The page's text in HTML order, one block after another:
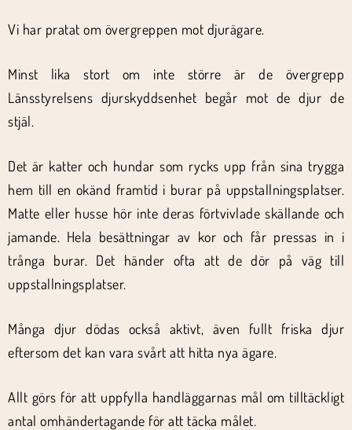
Vi har pratat om övergreppen mot djurägare.
Minst lika stort om inte större är de övergrepp
Länsstyrelsens djurskyddsenhet begår mot de djur de
stjäl.
Det är katter och hundar som rycks upp från sina trygga
hem till en okänd framtid i burar på uppstallningsplatser.
Matte eller husse hör inte deras förtvivlade skällande och
jamande. Hela besättningar av kor och får pressas in i
trånga burar. Det händer ofta att de dör på väg till
uppstallningsplatser.
Många djur dödas också aktivt, även fullt friska djur
eftersom det kan vara svårt att hitta nya ägare.
Allt görs för att uppfylla handläggarnas mål om tilltäckligt
antal omhändertagande för att täcka målet.